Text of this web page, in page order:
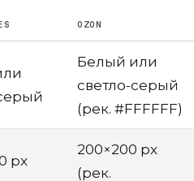
OZON
Белый или
светло-серый
(рек. #FFFFFF)
px
200×200 px
(рек.